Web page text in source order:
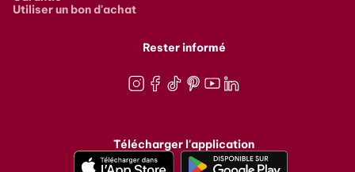
Utiliser un bon d'achat
Rester informé
Télécharger l'application